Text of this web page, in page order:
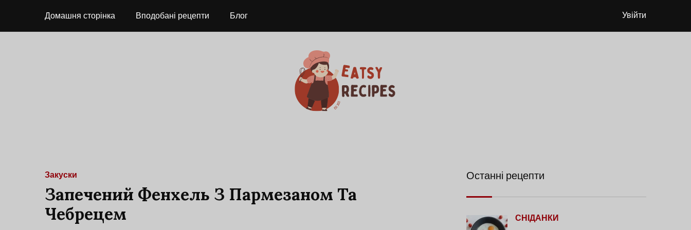
Домашня сторінка Вподобані рецепти Блог Увійти
Закуски
Запечений Фенхель З Пармезаном Та
Чебрецем
Останні рецепти
СНІДАНКИ